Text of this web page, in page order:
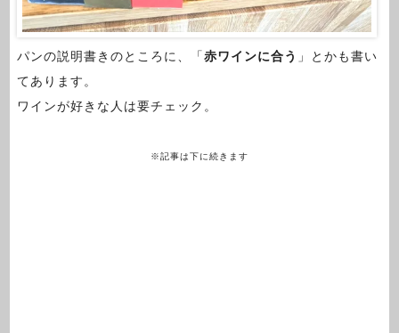
パンの説明書きのところに、「赤ワインに合う 」とかも書い
てあります。
ワインが好きな人は要チェック。
※記事は下に続きます